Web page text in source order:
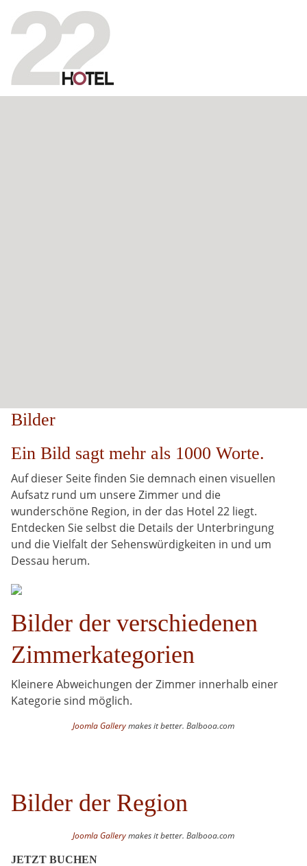
Bilder
Ein Bild sagt mehr als 1000 Worte.
Auf dieser Seite finden Sie demnach einen visuellen
Aufsatz rund um unsere Zimmer und die
wunderschöne Region, in der das Hotel 22 liegt.
Entdecken Sie selbst die Details der Unterbringung
und die Vielfalt der Sehenswürdigkeiten in und um
Dessau herum.
Bilder der verschiedenen
Zimmerkategorien
Kleinere Abweichungen der Zimmer innerhalb einer
Kategorie sind möglich.
Joomla Gallerymakes it better. Balbooa.com
Bilder der Region
Joomla Gallerymakes it better. Balbooa.com
JETZT BUCHEN